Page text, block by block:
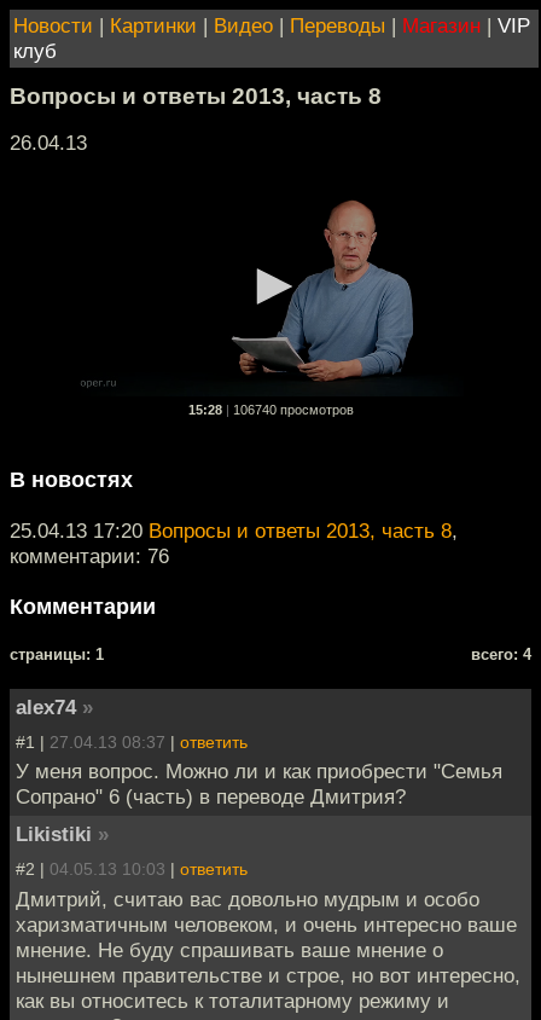
Новости | Картинки | Видео | Переводы | Магазин | VIP
клуб
Вопросы и ответы 2013, часть 8
26.04.13
15:28 106740 просмотров
В новостях
25.04.13 17:20 Вопросы и ответы 2013, часть 8,
комментарии: 76
Комментарии
cтраницы: 1 всего: 4
alex74 »
#1 | 27.04.13 08:37 | ответить
У меня вопрос. Можно ли и как приобрести "Семья
Сопрано" 6 (часть) в переводе Дмитрия?
Likistiki »
#2 | 04.05.13 10:03 | ответить
Дмитрий, считаю вас довольно мудрым и особо
харизматичным человеком, и очень интересно ваше
мнение. Не буду спрашивать ваше мнение о
нынешнем правительстве и строе, но вот интересно,
как вы относитесь к тоталитарному режиму и